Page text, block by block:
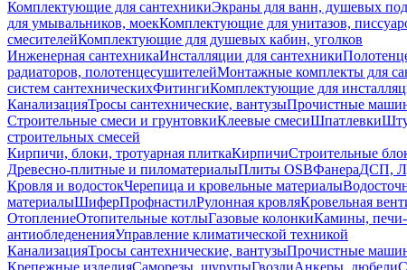
Комплектующие для сантехникиЭкраны для ванн, душевых
для умывальников, моекКомплектующие для унитазов,
смесителейКомплектующие для душевых кабин, уголков
Инженерная сантехникаИнсталляции для сантехники
радиаторов, полотенцесушителейМонтажные комплекты для
систем сантехническихФитингиКомплектующие для
КанализацияТросы сантехнические, вантузыПрочистные
Строительные смеси и грунтовкиКлеевые смесиШпатлевки
строительных смесей
Кирпичи, блоки, тротуарная плиткаКирпичиСтроительные
Древесно-плитные и пиломатериалыПлиты OSBФанераДСП,
Кровля и водостокЧерепица и кровельные материалы
материалыШиферПрофнастилРулонная кровляКровельная
ОтоплениеОтопительные котлыГазовые колонкиКамины,
антиобледененияУправление климатической техникой
КанализацияТросы сантехнические, вантузыПрочистные
Крепежные изделияСаморезы, шурупыГвоздиАнкеры, дюбели